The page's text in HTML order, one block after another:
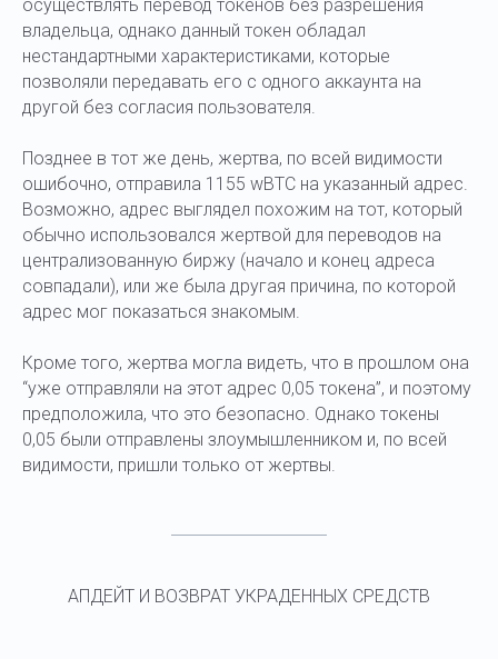
осуществлять перевод токенов без разрешения
владельца, однако данный токен обладал
нестандартными характеристиками, которые
позволяли передавать его с одного аккаунта на
другой без согласия пользователя.
Позднее в тот же день, жертва, по всей видимости
ошибочно, отправила 1155 wBTC на указанный адрес.
Возможно, адрес выглядел похожим на тот, который
обычно использовался жертвой для переводов на
централизованную биржу (начало и конец адреса
совпадали), или же была другая причина, по которой
адрес мог показаться знакомым.
Кроме того, жертва могла видеть, что в прошлом она
“уже отправляли на этот адрес 0,05 токена”, и поэтому
предположила, что это безопасно. Однако токены
0,05 были отправлены злоумышленником и, по всей
видимости, пришли только от жертвы.
АПДЕЙТ И ВОЗВРАТ УКРАДЕННЫХ СРЕДСТВ